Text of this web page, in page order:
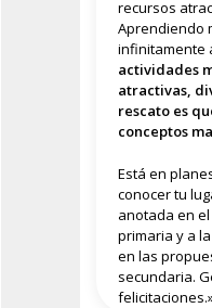
recursos
Aprendiendo
infinitamente
actividades
atractivas,
rescato es
conceptos
Está en
conocer tu
anotada en
primaria y a
en las
secundaria.
felicitaciones.